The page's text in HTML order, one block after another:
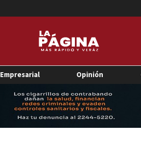
Empresarial Opinión